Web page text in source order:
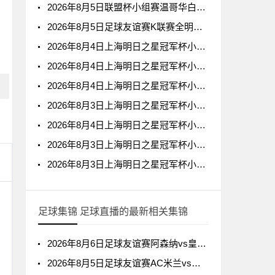
2026年8月5日联盟杯小组赛温哥华白浪vs亚特兰特全场录像回放
2026年8月5日足球友谊赛K联赛全明星vs曼城全场录像回放
2026年8月4日上海明日之星冠军杯小组赛阿森纳U17vs拜耳04勒沃库森U17全场录像回放
2026年8月4日上海明日之星冠军杯小组赛托特纳姆热刺U17vs上海U17全场录像回放
2026年8月4日上海明日之星冠军杯小组赛葡萄牙体育U17vs河床U17全场录像回放
2026年8月3日上海明日之星冠军杯小组赛中国男足U17vs阿森纳U17全场录像回放
2026年8月4日上海明日之星冠军杯小组赛毕尔巴鄂竞技U17vs中国男足U17全场录像回放
2026年8月3日上海明日之星冠军杯小组赛上海U17vs葡萄牙体育U17全场录像回放
2026年8月3日上海明日之星冠军杯小组赛托特纳姆热刺U17vs河床U17全场录像回放
足球集锦 足球直播的最新相关集锦
2026年8月6日足球友谊赛阿森纳vs皇家贝蒂斯全场集锦
2026年8月5日足球友谊赛AC米兰vs国际米兰全场集锦